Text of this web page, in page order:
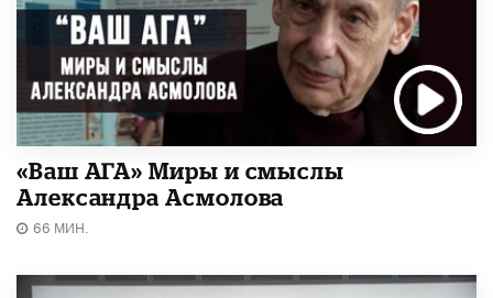
«Ваш АГА» Миры и смыслы
Александра Асмолова
66 МИН.